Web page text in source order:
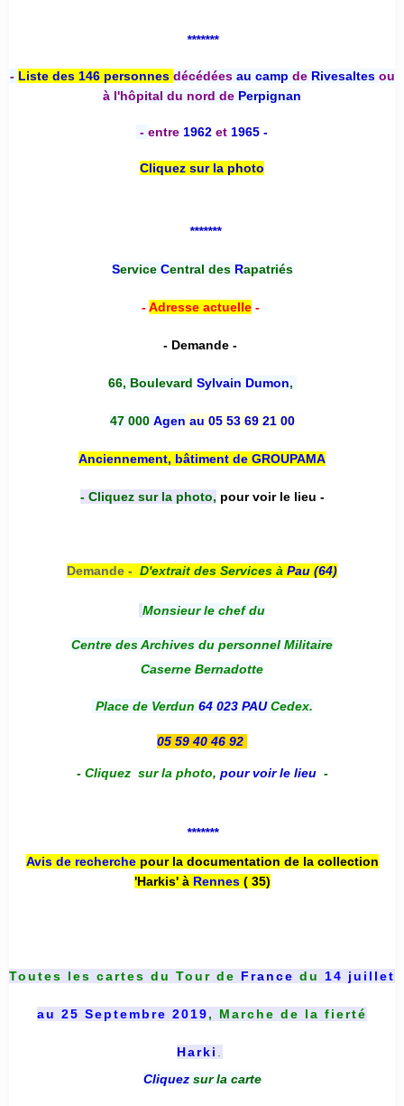
*******
- Liste des 146 personnes décédées au camp deRivesaltesou
à l'hôpital du nord de Perpignan
- entre 1962 et 1965 -
Cliquez sur la photo
*******
Service Central desRapatriés
-Adresse actuelle-
- Demande -
66, Boulevard Sylvain Dumon,
47 000 Agen au 05 53 69 21 00
Anciennement, bâtiment de GROUPAMA
- Cliquez sur la photo, pour voir le lieu -
Demande - D'extrait des Services à Pau (64)
Monsieur le chef du
Centre des Archives du personnel Militaire
Caserne Bernadotte
Place de Verdun 64 023 PAUCedex.
05 59 40 46 92
- Cliquez sur la photo, pour voir le lieu -
*******
Avis de recherche pour la documentation de la collection
'Harkis' à Rennes( 35)
Toutes les cartes du Tour de France du 14 juillet
au 25 Septembre 2019, Marche de la fierté
Harki
Cliquez sur la carte